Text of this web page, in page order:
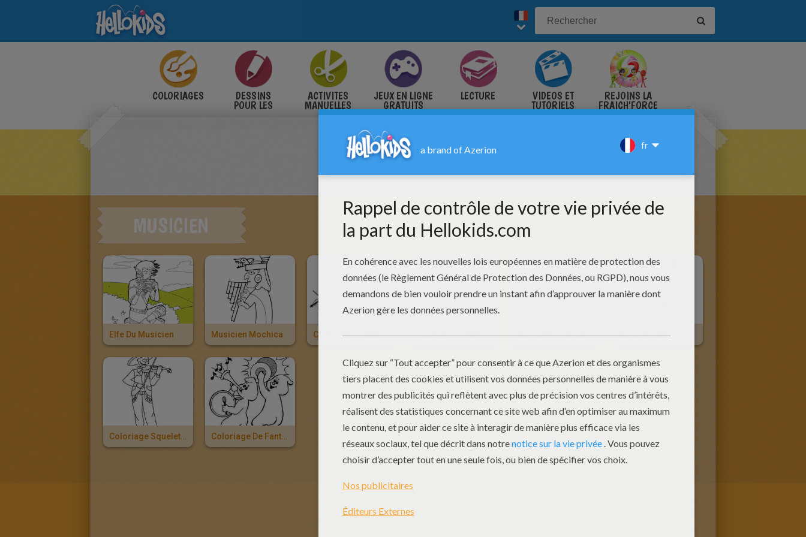
COLORIAGES DESSINS
POUR LES
ACTIVITES
MANUELLES
JEUX EN LIGNE
GRATUITS
LECTURE VIDÉOS ET
TUTORIELS
REJOINS LA
FRAICH'FORCE
MUSICIEN
Elfe Du Musicien Musicien Mochica Coloriage Gratuit Les Musiciens De Brême Coloriage Conte Les Musiciens De Brême Musiciens Carnaval Rio À Colorier
Coloriage Squelette Mexicain Musicien Coloriage De Fantômes Musiciens